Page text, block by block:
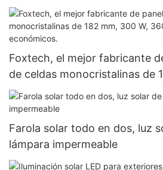
kW, 48 V, 120/240 V, para uso
Foxtech, el mejor fabricante
de celdas monocristalinas de
360 W y 400 W, a precios
Farola solar todo en dos, luz
lámpara impermeable